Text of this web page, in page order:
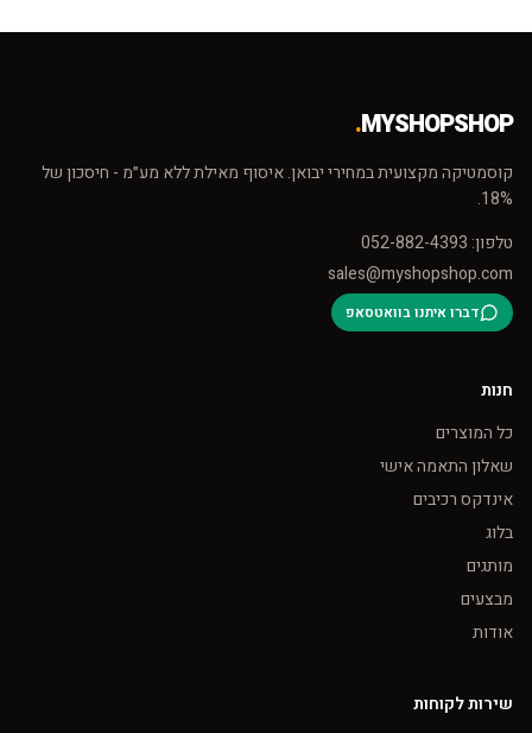
MYSHOPSHOP
.
קוסמטיקה מקצועית במחירי יבואן. איסוף מאילת ללא מע״מ - חיסכון של
18%.
טלפון: 052-882-4393
sales@myshopshop.com
דברו איתנו בוואטסאפ
חנות
כל המוצרים
שאלון התאמה אישי
אינדקס רכיבים
בלוג
מותגים
מבצעים
אודות
שירות לקוחות